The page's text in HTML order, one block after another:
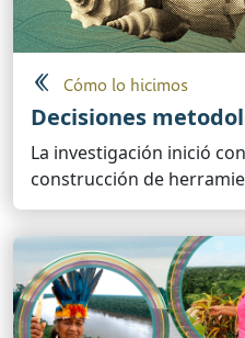
Cómo lo hicimos
Decisiones
La investigación inició
construcción de